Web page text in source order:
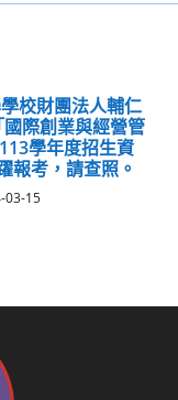
校財團法人輔仁
際創業與經營管
學年度招生資
報考，請查照。
03-15